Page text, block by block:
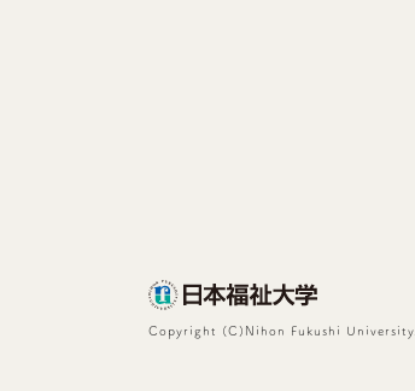
Copyright (C)Nihon Fukushi University.